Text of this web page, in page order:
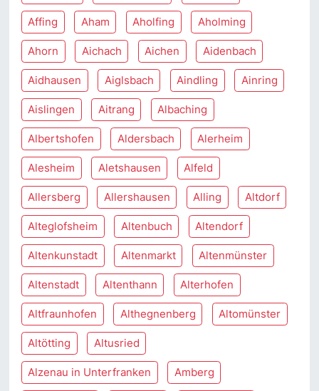
Affing Aham Aholfing Aholming
Ahorn Aichach Aichen Aidenbach
Aidhausen Aiglsbach Aindling Ainring
Aislingen Aitrang Albaching
Albertshofen Aldersbach Alerheim
Alesheim Aletshausen Alfeld
Allersberg Allershausen Alling Altdorf
Alteglofsheim Altenbuch Altendorf
Altenkunstadt Altenmarkt Altenmünster
Altenstadt Altenthann Alterhofen
Altfraunhofen Althegnenberg Altomünster
Altötting Altusried
Alzenau in Unterfranken Amberg